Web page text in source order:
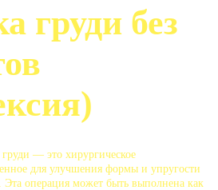
груди без
— это хирургическое
для улучшения формы и упругости
операция может быть выполнена как